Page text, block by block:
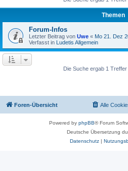
Themen
Forum-Infos
Letzter Beitrag von Uwe « Mo 21. Dez
Verfasst in Ludetis Allgemein
Die Suche ergab 1 Treffer
Foren-Übersicht Alle
Powered by phpBB® Forum
Deutsche Übersetzung
Datenschutz|